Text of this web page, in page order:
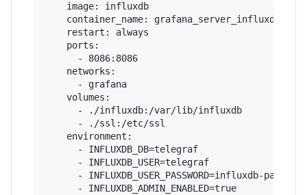
    image: influxdb
    container_name: grafana_server_influxdb
    restart: always
    ports:
      - 8086:8086
    networks:
      - grafana
    volumes:
      - ./influxdb:/var/lib/influxdb
      - ./ssl:/etc/ssl
    environment:
      - INFLUXDB_DB=telegraf
      - INFLUXDB_USER=telegraf
      - INFLUXDB_USER_PASSWORD=influxdb-password
      - INFLUXDB_ADMIN_ENABLED=true